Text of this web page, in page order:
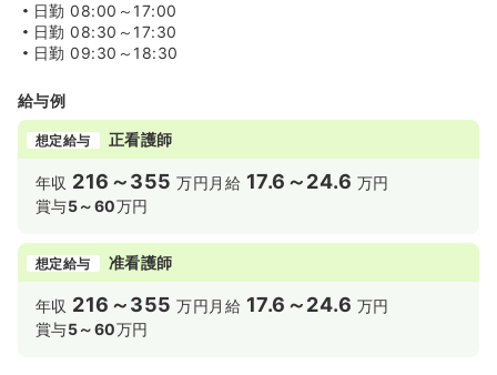
日勤 08:00～17:00
日勤 08:30～17:30
日勤 09:30～18:30
給与例
想定給与 正看護師
年収 216～355 万円 月給 17.6～24.6 万円
賞与5～60万円
想定給与 准看護師
年収 216～355 万円 月給 17.6～24.6 万円
賞与5～60万円